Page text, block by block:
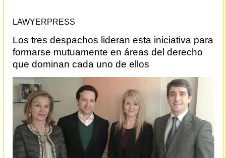
LAWYERPRESS
Los tres despachos lideran esta iniciativa para
formarse mutuamente en áreas del derecho
que dominan cada uno de ellos